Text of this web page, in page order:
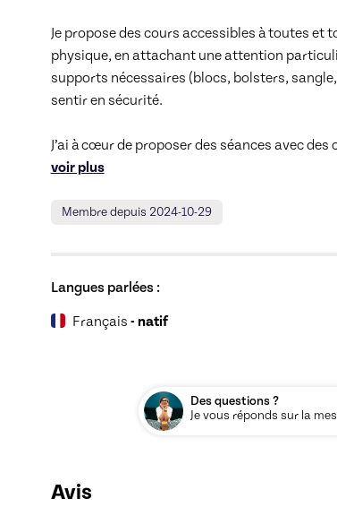
Je propose des cours accessibles à toutes
physique, en attachant une attention
supports nécessaires (blocs, bolsters,
sentir en sécurité.
J’ai à cœur de proposer des séances avec
voir plus
Membre depuis 2024-10-29
Langues parlées :
Français - natif
Des questions ?
Je vous réponds sur la
Avis